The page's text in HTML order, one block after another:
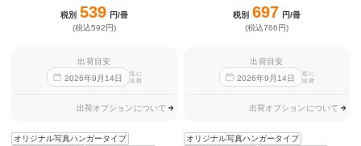
税別 539 円/冊
(税込592円)
出荷目安
2026年9 月 14日
迄に
出荷
出荷オプションについて
オリジナル写真ハンガータイプ
税別 697 円/冊
(税込766円)
出荷目安
2026年9 月 14日
迄に
出荷
出荷オプションについて
オリジナル写真ハンガータイプ